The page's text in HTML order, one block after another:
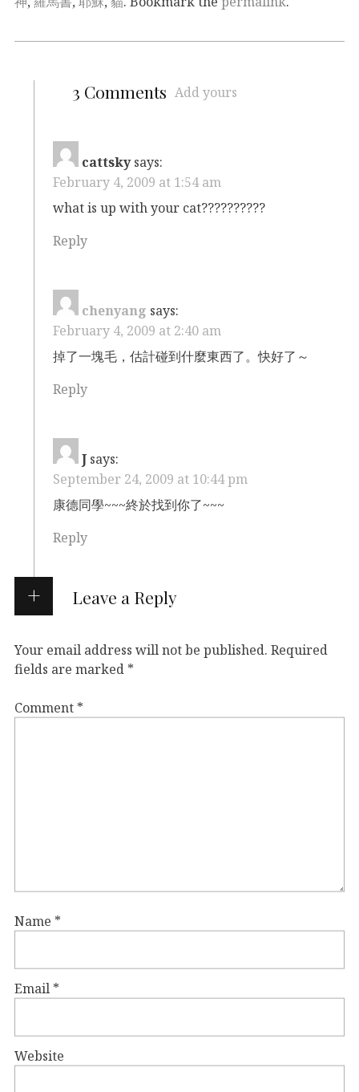
3 Comments Add yours
cattsky says:
February 4, 2009 at 1:54 am
what is up with your cat??????????
Reply
chenyang says:
February 4, 2009 at 2:40 am
掉了一塊毛，估計碰到什麼東西了。快好了～
Reply
J says:
September 24, 2009 at 10:44 pm
康德同學~~~終於找到你了~~~
Reply
Leave a Reply
Your email address will not be published. Required
fields are marked *
Comment *
Name *
Email *
Website